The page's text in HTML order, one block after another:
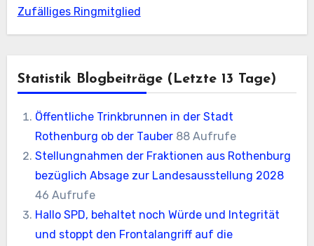
Zufälliges Ringmitglied
Statistik Blogbeiträge (letzte 13 Tage)
Öffentliche Trinkbrunnen in der Stadt
Rothenburg ob der Tauber 88 Aufrufe
Stellungnahmen der Fraktionen aus Rothenburg
bezüglich Absage zur Landesausstellung 2028
46 Aufrufe
Hallo SPD, behaltet noch Würde und Integrität
und stoppt den Frontalangriff auf die